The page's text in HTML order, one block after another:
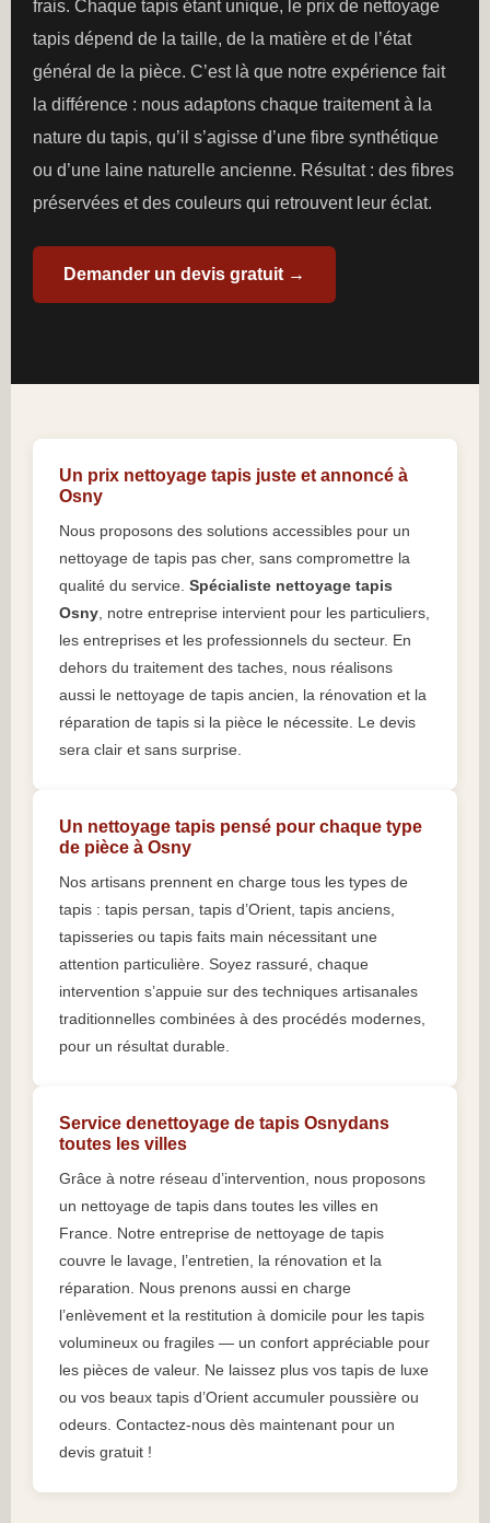
frais. Chaque tapis étant unique, le prix de nettoyage
tapis dépend de la taille, de la matière et de l’état
général de la pièce. C’est là que notre expérience fait
la différence : nous adaptons chaque traitement à la
nature du tapis, qu’il s’agisse d’une fibre synthétique
ou d’une laine naturelle ancienne. Résultat : des fibres
préservées et des couleurs qui retrouvent leur éclat.
Demander un devis gratuit →
Un prix nettoyage tapis juste et annoncé à
Osny
Nous proposons des solutions accessibles pour un
nettoyage de tapis pas cher, sans compromettre la
qualité du service. Spécialiste nettoyage tapis
Osny, notre entreprise intervient pour les particuliers,
les entreprises et les professionnels du secteur. En
dehors du traitement des taches, nous réalisons
aussi le nettoyage de tapis ancien, la rénovation et la
réparation de tapis si la pièce le nécessite. Le devis
sera clair et sans surprise.
Un nettoyage tapis pensé pour chaque type
de pièce à Osny
Nos artisans prennent en charge tous les types de
tapis : tapis persan, tapis d’Orient, tapis anciens,
tapisseries ou tapis faits main nécessitant une
attention particulière. Soyez rassuré, chaque
intervention s’appuie sur des techniques artisanales
traditionnelles combinées à des procédés modernes,
pour un résultat durable.
Service denettoyage de tapis Osnydans
toutes les villes
Grâce à notre réseau d’intervention, nous proposons
un nettoyage de tapis dans toutes les villes en
France. Notre entreprise de nettoyage de tapis
couvre le lavage, l’entretien, la rénovation et la
réparation. Nous prenons aussi en charge
l’enlèvement et la restitution à domicile pour les tapis
volumineux ou fragiles — un confort appréciable pour
les pièces de valeur. Ne laissez plus vos tapis de luxe
ou vos beaux tapis d’Orient accumuler poussière ou
odeurs. Contactez-nous dès maintenant pour un
devis gratuit !